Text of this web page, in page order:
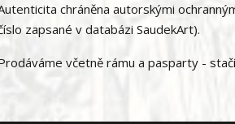
chráněna autorskými
zapsané v databázi SaudekArt).
včetně rámu a pasparty -